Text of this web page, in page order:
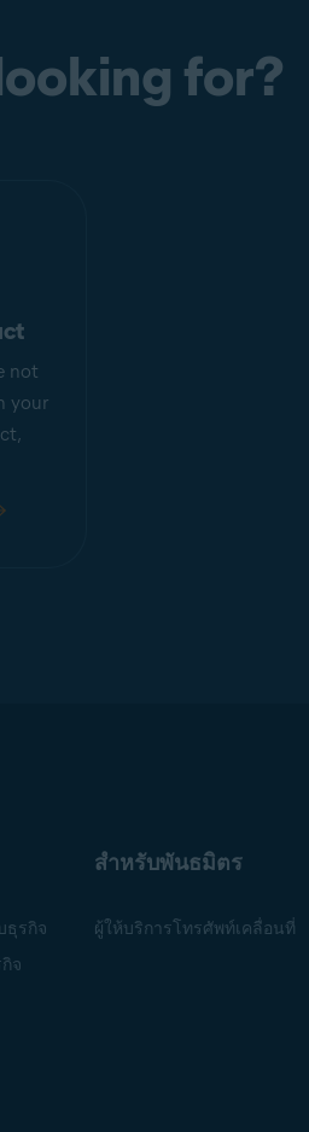
for?
not
your
ธุรกิจ
จ
สำหรับพันธมิตร
ผู้ให้บริการโทรศัพท์เคลื่อนที่